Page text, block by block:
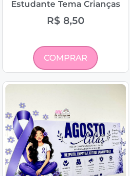
Estudante Tema Crianças
R$ 8,50
COMPRAR